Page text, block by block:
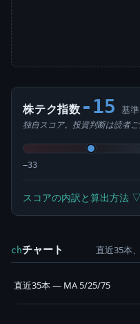
株テク指数 -15 基
独自スコア。投資判断は読者
−33
スコアの内訳と算出方法 ▽
chチャート 直近35本
直近35本 — MA 5/25/75